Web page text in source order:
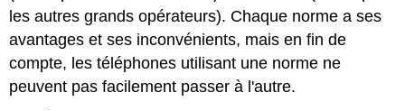
les autres grands opérateurs). Chaque norme a ses
avantages et ses inconvénients, mais en fin de
compte, les téléphones utilisant une norme ne
peuvent pas facilement passer à l'autre.